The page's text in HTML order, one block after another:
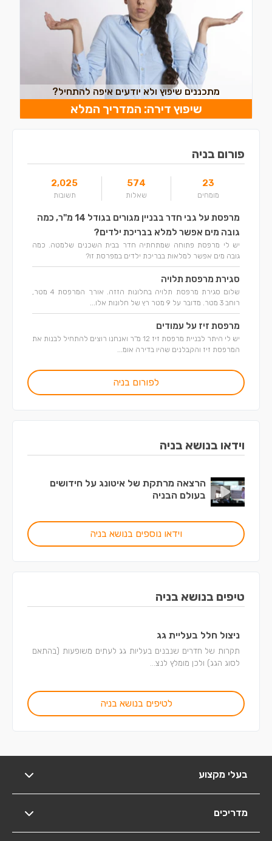
מתכננים שיפוץ ולא יודעים איפה להתחיל?
שיפוץ דירה: המדריך המלא
פורום בניה
23
מומחים
574
שאלות
2,025
תשובות
מרפסת על גבי חדר בבניין מגורים בגודל 14 מ"ר, כמה
גובה מים אפשר למלא בבריכת ילדים?
יש לי מרפסת פתוחה שמתחתיה חדר בבית השכנים שלמטה. כמה
גובה מים אפשר למלאות בבריכת ילדים במפרסת זו?
סגירת מרפסת תלויה
שלום סגירת מרפסת תלויה בחלונות הזזה. אורך המרפסת 4 מטר,
רוחב 3 מטר. מדובר על 9 מטר רץ של חלונות אלו...
מרפסת זיז על עמודים
יש לי היתר לבניית מרפסת זיז 12 מ''ר ואנחנו רוצים להתחיל לבנות את
המרפסת זיז והקבלנים שהיו בדירה אומ...
לפורום בניה
וידאו בנושא בניה
הרצאה מרתקת של איטונג על חידושים
בעולם הבניה
וידאו נוספים בנושא בניה
טיפים בנושא בניה
ניצול חלל בעליית גג
תקרות של חדרים שנבנים בעליות גג לעתים משופעות (בהתאם
לסוג הגג) ולכן מומלץ לנצ...
לטיפים בנושא בניה
בעלי מקצוע
מדריכים